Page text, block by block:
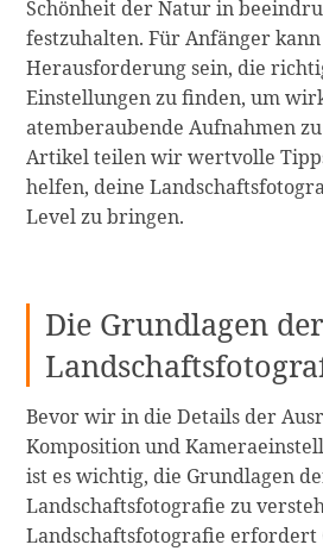
Schönheit der Natur in
festzuhalten. Für Anfänger
Herausforderung sein, die
Einstellungen zu finden, um
atemberaubende Aufnahmen
Artikel teilen wir wertvolle
helfen, deine
Level zu bringen.
Die Grundlagen der
Bevor wir in die Details der
Komposition und
ist es wichtig, die Grundlagen
Landschaftsfotografie zu
Landschaftsfotografie erfordert